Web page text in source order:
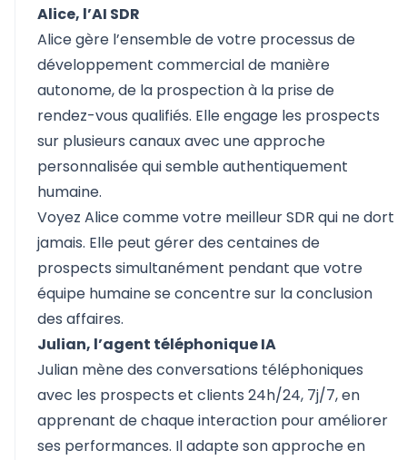
Alice, l’AI SDR
Alice gère l’ensemble de votre processus de
développement commercial de manière
autonome, de la prospection à la prise de
rendez-vous qualifiés. Elle engage les prospects
sur plusieurs canaux avec une approche
personnalisée qui semble authentiquement
humaine.
Voyez Alice comme votre meilleur SDR qui ne dort
jamais. Elle peut gérer des centaines de
prospects simultanément pendant que votre
équipe humaine se concentre sur la conclusion
des affaires.
Julian, l’agent téléphonique IA
Julian mène des conversations téléphoniques
avec les prospects et clients 24h/24, 7j/7, en
apprenant de chaque interaction pour améliorer
ses performances. Il adapte son approche en